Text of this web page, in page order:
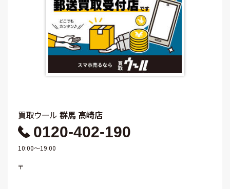
買取ウール 群馬 高崎店
0120-402-190
10:00～19:00
〒